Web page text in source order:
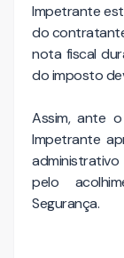
Impetrante
do
nota fiscal
do imposto
Assim, ante
Impetrante
pelo
Segurança.